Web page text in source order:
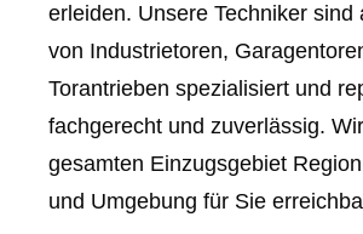
erleiden. Unsere Techniker sind
von Industrietoren,
Torantrieben spezialisiert und
fachgerecht und zuverlässig.
gesamten Einzugsgebiet
und Umgebung für Sie